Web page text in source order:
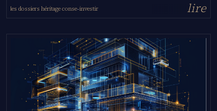
les dossiers héritage conseil
-investir lire